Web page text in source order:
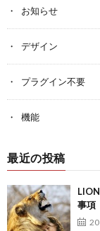
お知らせ
デザイン
プラグイン不要
機能
最近の投稿
事項